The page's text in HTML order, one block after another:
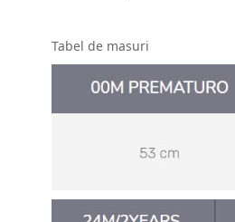
Tabel de masuri